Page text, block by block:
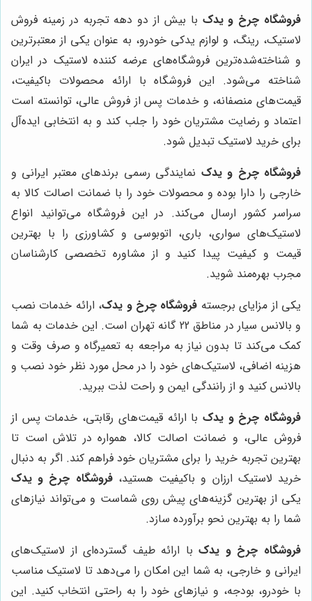
فروشگاه چرخ و یدک با بیش از دو دهه تجربه در زمینه فروش
لاستیک، رینگ، و لوازم یدکی خودرو، به عنوان یکی از معتبرترین
و شناخته‌شده‌ترین فروشگاه‌های عرضه کننده لاستیک در ایران
شناخته می‌شود. این فروشگاه با ارائه محصولات باکیفیت،
قیمت‌های منصفانه، و خدمات پس از فروش عالی، توانسته است
اعتماد و رضایت مشتریان خود را جلب کند و به انتخابی ایده‌آل
برای خرید لاستیک تبدیل شود.
فروشگاه چرخ و یدک نمایندگی رسمی برندهای معتبر ایرانی و
خارجی را دارا بوده و محصولات خود را با ضمانت اصالت کالا به
سراسر کشور ارسال می‌کند. در این فروشگاه می‌توانید انواع
لاستیک‌های سواری، باری، اتوبوسی و کشاورزی را با بهترین
قیمت و کیفیت پیدا کنید و از مشاوره تخصصی کارشناسان
مجرب بهره‌مند شوید.
یکی از مزایای برجسته فروشگاه چرخ و یدک، ارائه خدمات نصب
و بالانس سیار در مناطق 22 گانه تهران است. این خدمات به شما
کمک می‌کند تا بدون نیاز به مراجعه به تعمیرگاه و صرف وقت و
هزینه اضافی، لاستیک‌های خود را در محل مورد نظر خود نصب و
بالانس کنید و از رانندگی ایمن و راحت لذت ببرید.
فروشگاه چرخ و یدک با ارائه قیمت‌های رقابتی، خدمات پس از
فروش عالی، و ضمانت اصالت کالا، همواره در تلاش است تا
بهترین تجربه خرید را برای مشتریان خود فراهم کند. اگر به دنبال
خرید لاستیک ارزان و باکیفیت هستید،فروشگاه چرخ و یدک
یکی از بهترین گزینه‌های پیش روی شماست و می‌تواند نیازهای
شما را به بهترین نحو برآورده سازد.
فروشگاه چرخ و یدکبا ارائه طیف گسترده‌ای از لاستیک‌های
ایرانی و خارجی، به شما این امکان را می‌دهد تا لاستیک مناسب
با خودرو، بودجه، و نیازهای خود را به راحتی انتخاب کنید. این